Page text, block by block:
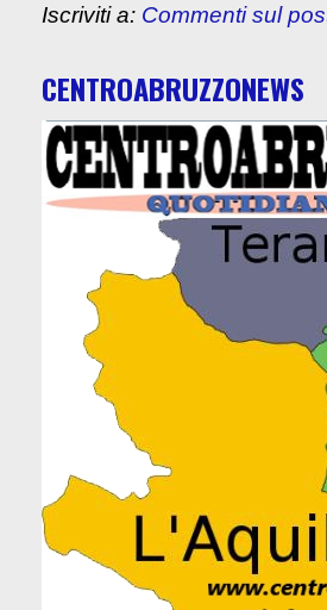
Iscriviti a: Commenti sul
CENTROABRUZZONEWS